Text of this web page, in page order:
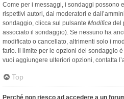
Come per i messaggi, i sondaggi possono
rispettivi autori, dai moderatori e
sondaggio, clicca sul pulsante Modifica del
associato il sondaggio). Se nessuno ha
modificato o cancellato, altrimenti solo i
farlo. Il limite per le opzioni del sondaggio
vuoi aggiungere ulteriori opzioni, contatta
Top
Perché non riesco ad accedere a un